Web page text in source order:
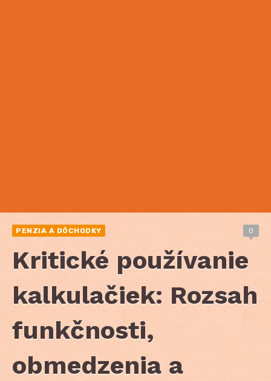
PENZIA A DÔCHODKY 0
Kritické používanie
kalkulačiek: Rozsah
funkčnosti,
obmedzenia a